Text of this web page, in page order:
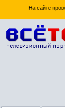
На сайте